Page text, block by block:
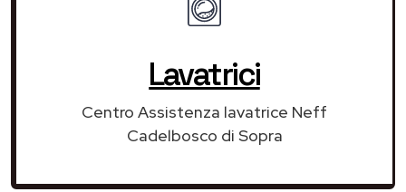
Lavatrici
Centro Assistenza lavatrice Neff
Cadelbosco di Sopra